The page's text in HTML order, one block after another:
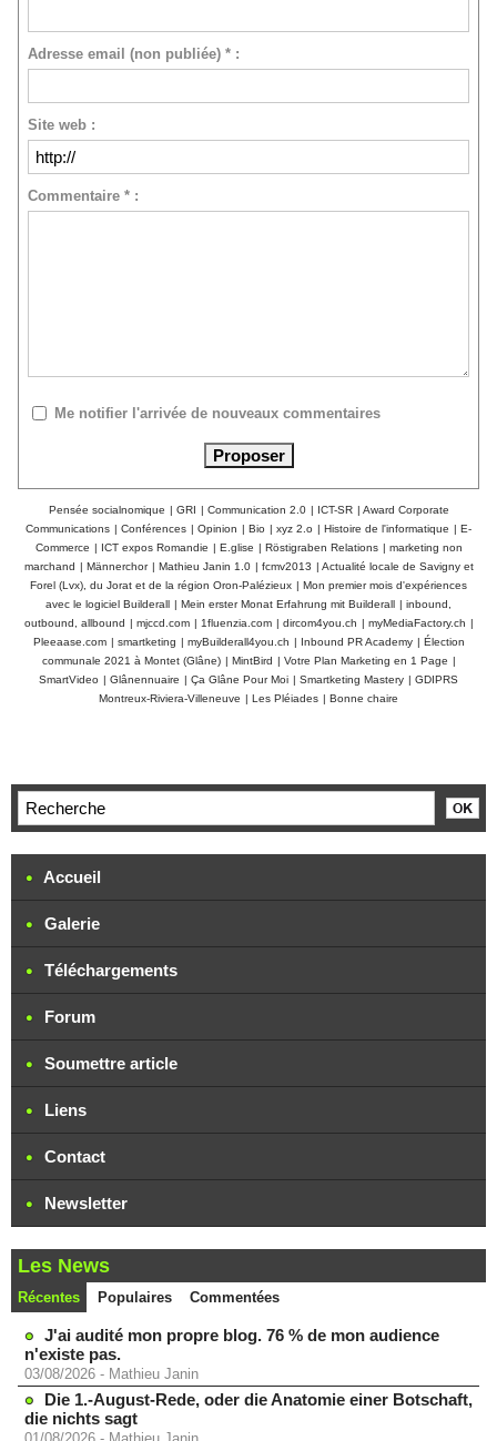
Adresse email (non publiée) * :
Site web :
Commentaire * :
Me notifier l'arrivée de nouveaux commentaires
Pensée socialnomique | GRI | Communication 2.0 | ICT-SR | Award Corporate
Communications | Conférences | Opinion | Bio | xyz 2.o | Histoire de l'informatique | E-
Commerce | ICT expos Romandie | E.glise | Röstigraben Relations | marketing non
marchand | Männerchor | Mathieu Janin 1.0 | fcmv2013 | Actualité locale de Savigny et
Forel (Lvx), du Jorat et de la région Oron-Palézieux | Mon premier mois d'expériences
avec le logiciel Builderall | Mein erster Monat Erfahrung mit Builderall | inbound,
outbound, allbound | mjccd.com | 1fluenzia.com | dircom4you.ch | myMediaFactory.ch |
Pleeaase.com | smartketing | myBuilderall4you.ch | Inbound PR Academy | Élection
communale 2021 à Montet (Glâne) | MintBird | Votre Plan Marketing en 1 Page |
SmartVideo | Glânennuaire | Ça Glâne Pour Moi | Smartketing Mastery | GDIPRS
Montreux-Riviera-Villeneuve | Les Pléiades | Bonne chaire
Accueil
Galerie
Téléchargements
Forum
Soumettre article
Liens
Contact
Newsletter
Les News
Récentes Populaires Commentées
J'ai audité mon propre blog. 76 % de mon audience
n'existe pas.
03/08/2026 - Mathieu Janin
Die 1.-August-Rede, oder die Anatomie einer Botschaft,
die nichts sagt